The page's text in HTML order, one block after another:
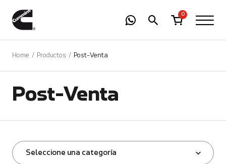
0
Home Productos Post-Venta
Post-Venta
Seleccione una categoría